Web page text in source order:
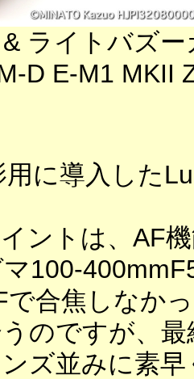
ライトバズー
D E-M1 MKII
に導入した
ントは、AF
100-
で合焦しなか
のですが、
ズ並みに素